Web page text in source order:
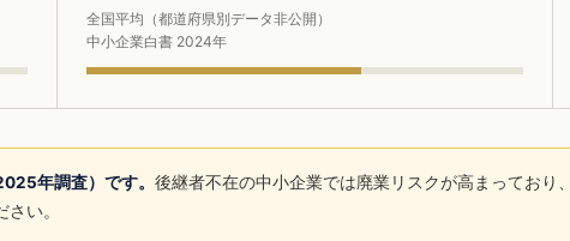
全国平均（都道府県別データ非公開）
中小企業白書 2024年
年調査）です。 後継者不在の中小企業では廃業リスクが高まっており
い。